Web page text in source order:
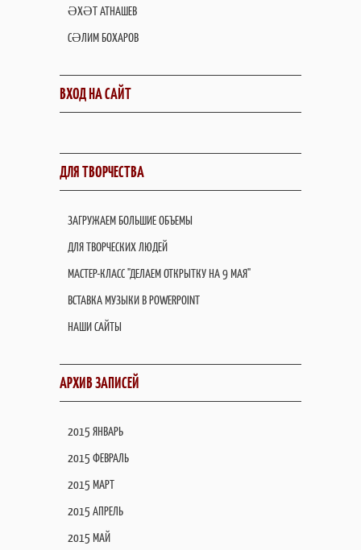
ӘХӘТ АТНАШЕВ
СӘЛИМ БОХАРОВ
ВХОД НА САЙТ
ДЛЯ ТВОРЧЕСТВА
ЗАГРУЖАЕМ БОЛЬШИЕ ОБЪЕМЫ
ДЛЯ ТВОРЧЕСКИХ ЛЮДЕЙ
МАСТЕР-КЛАСС "ДЕЛАЕМ ОТКРЫТКУ НА 9 МАЯ"
ВСТАВКА МУЗЫКИ В POWERPOINT
НАШИ САЙТЫ
АРХИВ ЗАПИСЕЙ
2015 ЯНВАРЬ
2015 ФЕВРАЛЬ
2015 МАРТ
2015 АПРЕЛЬ
2015 МАЙ